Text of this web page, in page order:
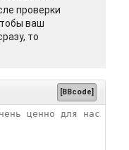
проверки
ваш
то
[BBcode]